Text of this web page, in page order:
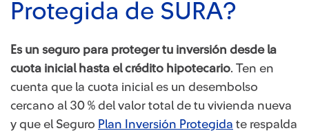
Protegida de SURA​?
Es un seguro para proteger tu inversión desde la
cuota inicial hasta el crédito hipotecario. Ten en
cuenta que la cuota inicial es un desembolso
cercano al 30 % del valor total de tu vivienda nueva
y que el Seguro Plan Inversión Protegida​ te respalda